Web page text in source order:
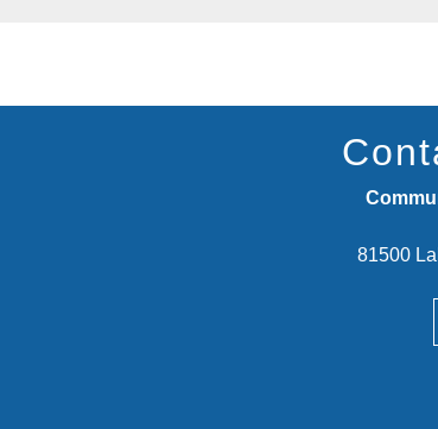
81500